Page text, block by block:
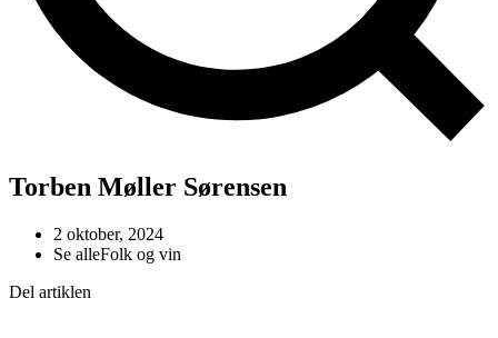
Torben Møller Sørensen
2 oktober, 2024
Se alleFolk og vin
Del artiklen